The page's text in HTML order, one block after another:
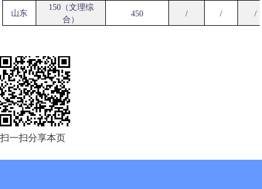
山东
150（文理综
合）
450 / / /
扫一扫分享本页